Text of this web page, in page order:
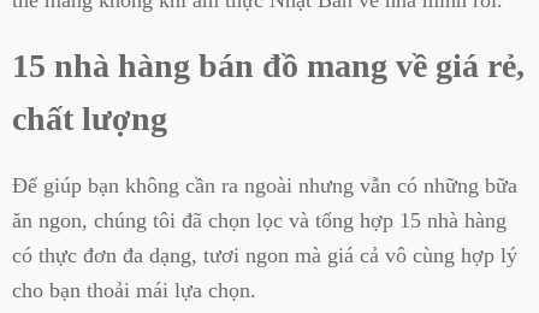
15 nhà hàng bán đồ mang về giá rẻ,
chất lượng
Để giúp bạn không cần ra ngoài nhưng vẫn có những bữa
ăn ngon, chúng tôi đã chọn lọc và tổng hợp 15 nhà hàng
có thực đơn đa dạng, tươi ngon mà giá cả vô cùng hợp lý
cho bạn thoải mái lựa chọn.